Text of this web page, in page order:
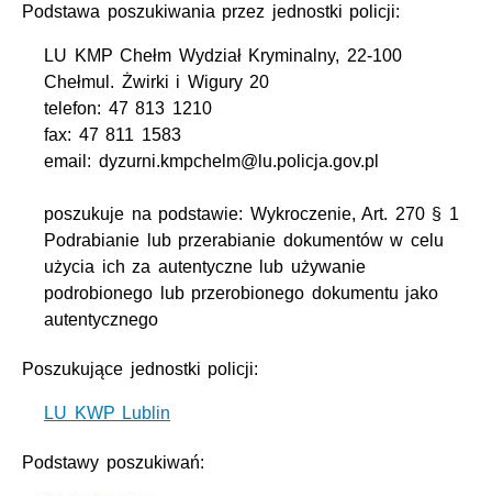
Podstawa poszukiwania przez jednostki policji:
LU KMP Chełm Wydział Kryminalny, 22-100
Chełmul. Żwirki i Wigury 20
telefon: 47 813 1210
fax: 47 811 1583
email: dyzurni.kmpchelm@lu.policja.gov.pl
poszukuje na podstawie: Wykroczenie, Art. 270 § 1
Podrabianie lub przerabianie dokumentów w celu
użycia ich za autentyczne lub używanie
podrobionego lub przerobionego dokumentu jako
autentycznego
Poszukujące jednostki policji:
LU KWP Lublin
Podstawy poszukiwań: